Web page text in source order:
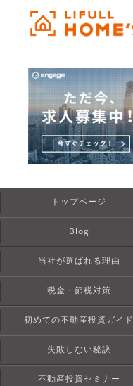
トップページ
Blog
当社が選ばれる理由
税金・節税対策
初めての不動産投資ガイド
失敗しない秘訣
不動産投資セミナー